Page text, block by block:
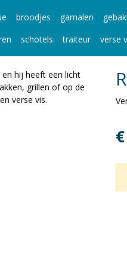
broodjes garnalen
schotels traiteur verse
hij heeft een licht
grillen of op de
verse vis.